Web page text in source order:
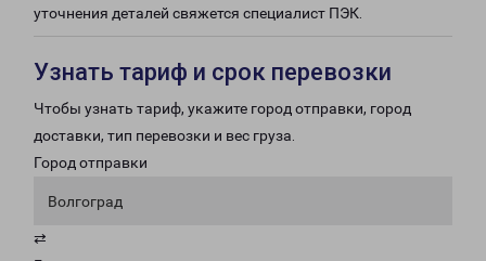
уточнения деталей свяжется специалист ПЭК.
Узнать тариф и срок перевозки
Чтобы узнать тариф, укажите город отправки, город
доставки, тип перевозки и вес груза.
Город отправки
Волгоград
⇄